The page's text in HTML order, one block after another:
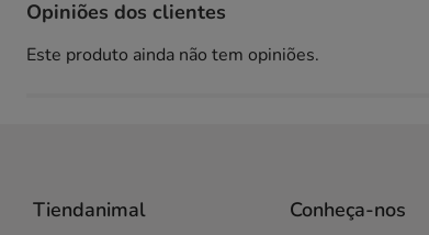
Opiniões dos clientes
Este produto ainda não tem opiniões.
Tiendanimal Conheça-nos